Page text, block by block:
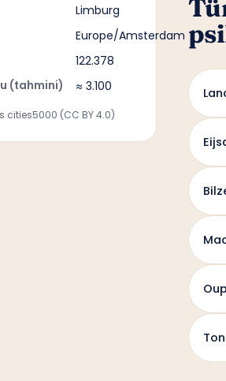
Limburg
Europe/Amsterdam
122.378
(tahmini) ≈ 3.100
cities5000 (CC BY 4.0)